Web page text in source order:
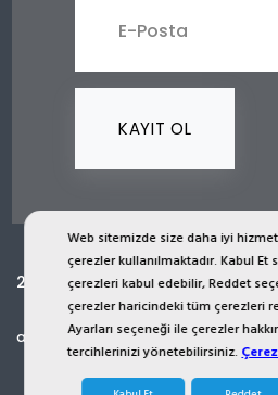
Web sitemizde size daha iyi
çerezler kullanılmaktadır. Kabul
çerezleri kabul edebilir, Reddet
çerezler haricindeki tüm çerezleri
Ayarları seçeneği ile çerezler
tercihlerinizi yönetebilirsiniz.
KAYIT OL
2024 © Copyright İST İşçi Sağlığı
ist.com.tr internet sitesinde yer
animasyon ve diğer materyaller
ya da kullanması yasaktır.